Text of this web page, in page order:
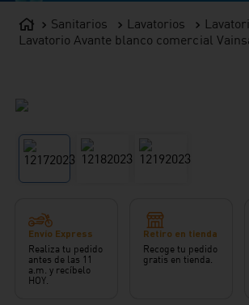
Sanitarios Lavatorios
Lavatorio Avante blanco comercial
Envío Express
Realiza tu pedido
antes de las 11
a.m. y recíbelo
HOY.
Retiro en tienda
Recoge tu pedido
gratis en tienda.